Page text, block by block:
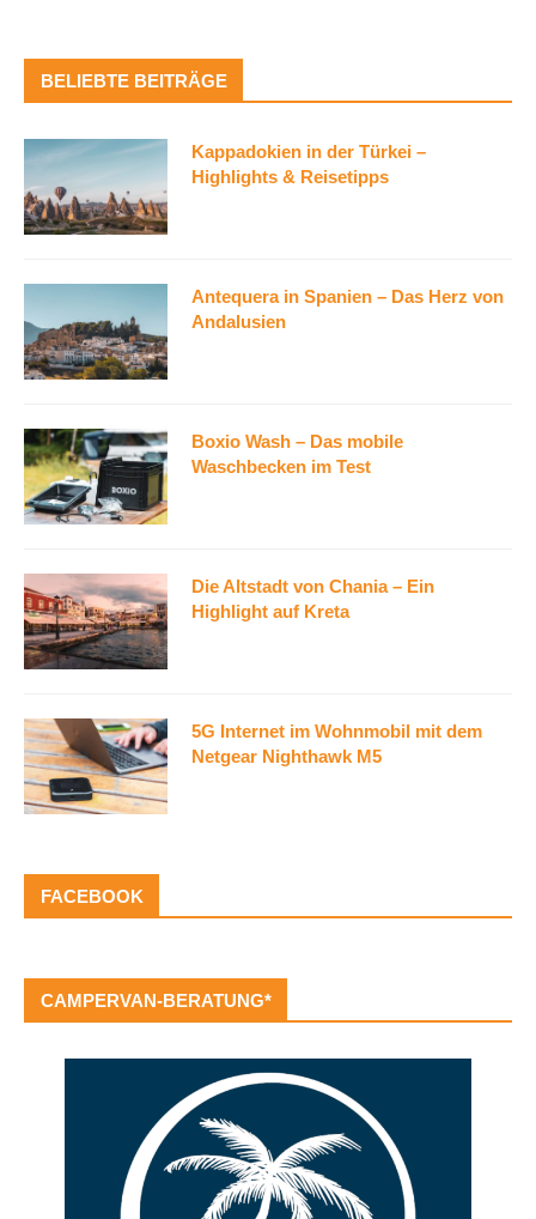
BELIEBTE BEITRÄGE
Kappadokien in der Türkei –
Highlights & Reisetipps
Antequera in Spanien – Das Herz von
Andalusien
Boxio Wash – Das mobile
Waschbecken im Test
Die Altstadt von Chania – Ein
Highlight auf Kreta
5G Internet im Wohnmobil mit dem
Netgear Nighthawk M5
FACEBOOK
CAMPERVAN-BERATUNG*